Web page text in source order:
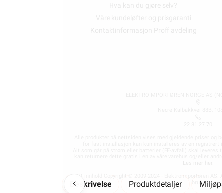
Alt innhold Copyright © 2009-2024 - Elektroimportøren
bruk.
Beskrivelse Produktdetaljer